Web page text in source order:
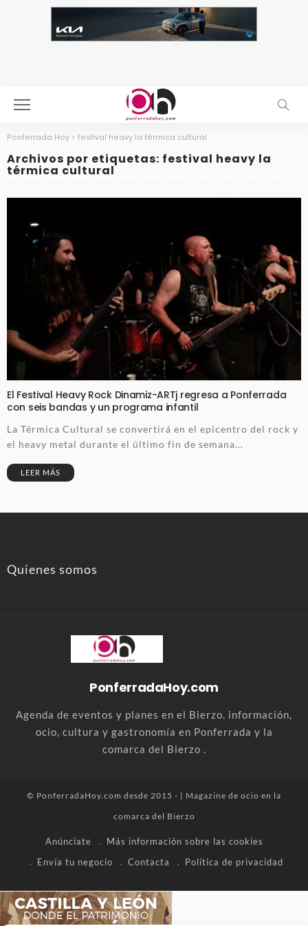
Ponferrada Hoy > festival heavy la térmica cultural
Archivos por etiquetas: festival heavy la
térmica cultural
El Festival Heavy Rock Dinamiz-ARTj regresa a Ponferrada
con seis bandas y un programa infantil
La Térmica Cultural se convertirá en el epicentro del rock y
el heavy metal durante el último fin de semana...
LEER MÁS
Quienes somos
PonferradaHoy.com
Agenda de eventos y planes en el Bierzo. información,
ocio, cultura y gastronomía en Ponferrada y la
comarca del Bierzo .
© PonferradaHoy.com desde 2015 - | Magazine de ocio en la
comarca del Bierzo
Anúnciate
Más información sobre las cookies
Envía tu negocio
Contacta Política de privacidad